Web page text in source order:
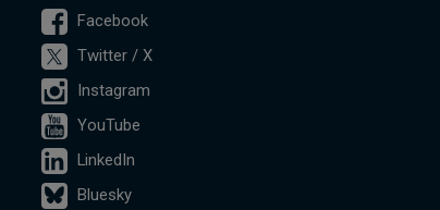
Facebook
Twitter / X
Instagram
YouTube
LinkedIn
Bluesky